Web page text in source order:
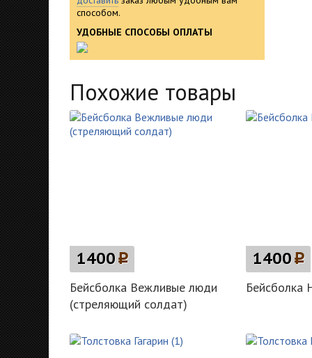
способом.
УДОБНЫЕ СПОСОБЫ ОПЛАТЫ
Похожие товары
1400p
Бейсболка Вежливые люди
(стреляющий солдат)
1400p
Бейсболка